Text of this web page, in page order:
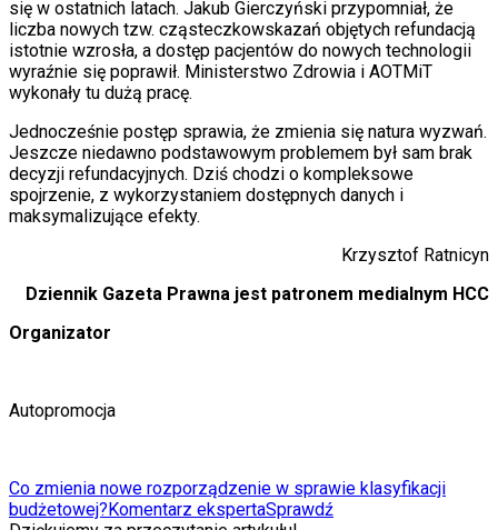
się w ostatnich latach. Jakub Gierczyński przypomniał, że
liczba nowych tzw. cząsteczkowskazań objętych refundacją
istotnie wzrosła, a dostęp pacjentów do nowych technologii
wyraźnie się poprawił. Ministerstwo Zdrowia i AOTMiT
wykonały tu dużą pracę.
Jednocześnie postęp sprawia, że zmienia się natura wyzwań.
Jeszcze niedawno podstawowym problemem był sam brak
decyzji refundacyjnych. Dziś chodzi o kompleksowe
spojrzenie, z wykorzystaniem dostępnych danych i
maksymalizujące efekty.
Krzysztof Ratnicyn
Dziennik Gazeta Prawna jest patronem medialnym HCC
Organizator
Autopromocja
Co zmienia nowe rozporządzenie w sprawie klasyfikacji
budżetowej?Komentarz ekspertaSprawdź